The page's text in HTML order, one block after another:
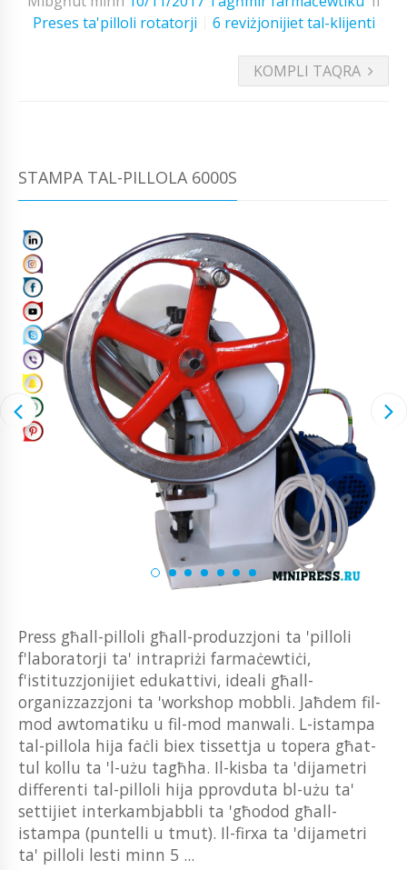
Preses ta'pilloli rotatorji
6 reviżjonijiet tal-klijenti
KOMPLI TAQRA
STAMPA TAL-PILLOLA 6000S
Press għall-pilloli għall-produzzjoni ta 'pilloli
f'laboratorji ta' intrapriżi farmaċewtiċi,
f'istituzzjonijiet edukattivi, ideali għall-
organizzazzjoni ta 'workshop mobbli. Jaħdem fil-
mod awtomatiku u fil-mod manwali. L-istampa
tal-pillola hija faċli biex tissettja u topera għat-
tul kollu ta 'l-użu tagħha. Il-kisba ta 'dijametri
differenti tal-pilloli hija pprovduta bl-użu ta'
settijiet interkambjabbli ta 'għodod għall-
istampa (puntelli u tmut). Il-firxa ta 'dijametri
ta' pilloli lesti minn 5 ...